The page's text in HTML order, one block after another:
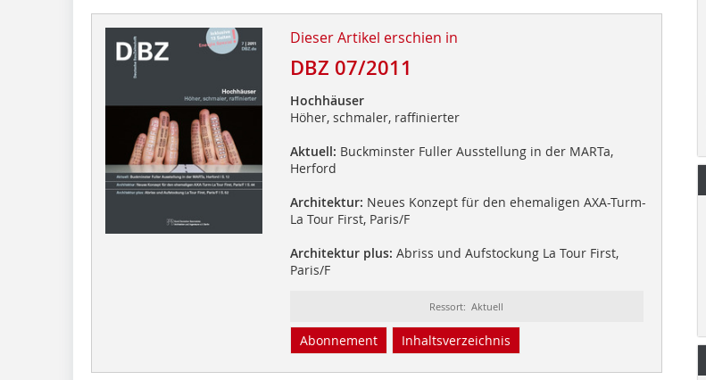
Dieser Artikel erschien in
DBZ 07/2011
Hochhäuser
Höher, schmaler, raffinierter
Aktuell: Buckminster Fuller Ausstellung in der MARTa,
Herford
Architektur: Neues Konzept für den ehemaligen AXA-Turm-
La Tour First, Paris/F
Architektur plus: Abriss und Aufstockung La Tour First,
Paris/F
Ressort: Aktuell
Abonnement Inhaltsverzeichnis